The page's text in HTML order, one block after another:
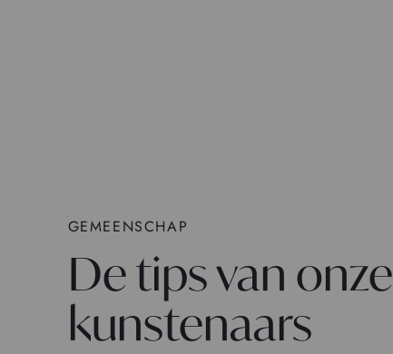
GEMEENSCHAP
De tips van onze
kunstenaars